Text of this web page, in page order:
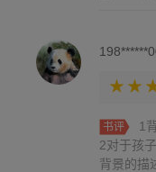
书评
1
2对于孩
背景的描